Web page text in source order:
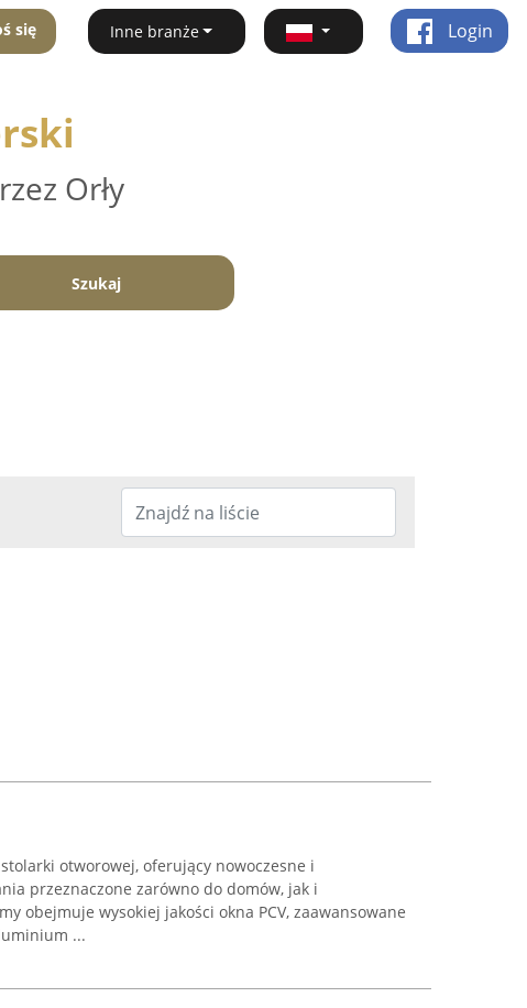
się Inne branże Login
Orły
Szukaj
otworowej, oferujący nowoczesne i
przeznaczone zarówno do domów, jak i
obejmuje wysokiej jakości okna PCV, zaawansowane
...